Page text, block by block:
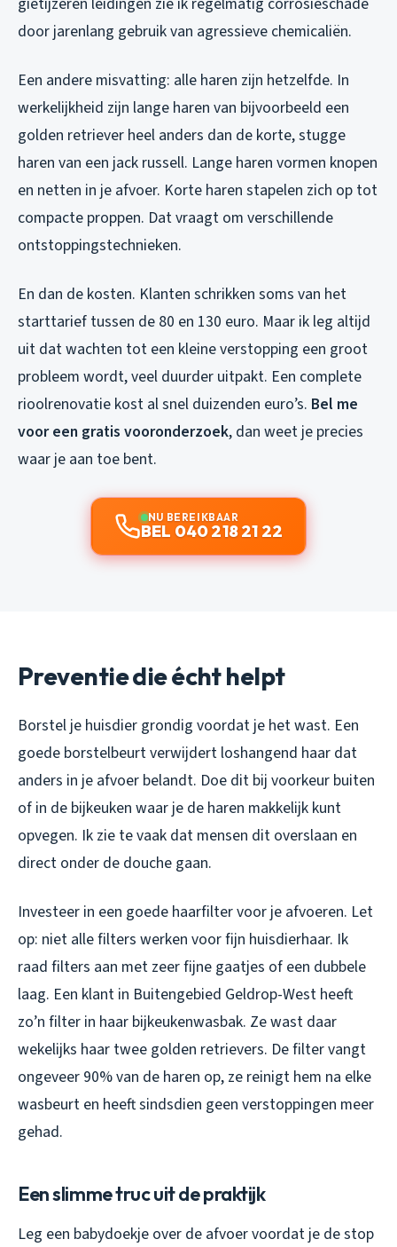
door jarenlang gebruik van agressieve chemicaliën.
Een andere misvatting: alle haren zijn hetzelfde. In
werkelijkheid zijn lange haren van bijvoorbeeld een
golden retriever heel anders dan de korte, stugge
haren van een jack russell. Lange haren vormen knopen
en netten in je afvoer. Korte haren stapelen zich op tot
compacte proppen. Dat vraagt om verschillende
ontstoppingstechnieken.
En dan de kosten. Klanten schrikken soms van het
starttarief tussen de 80 en 130 euro. Maar ik leg altijd
uit dat wachten tot een kleine verstopping een groot
probleem wordt, veel duurder uitpakt. Een complete
rioolrenovatie kost al snel duizenden euro’s. Bel me
voor een gratis vooronderzoek, dan weet je precies
waar je aan toe bent.
NU BEREIKBAAR
BEL 040 218 21 22
Preventie die écht helpt
Borstel je huisdier grondig voordat je het wast. Een
goede borstelbeurt verwijdert loshangend haar dat
anders in je afvoer belandt. Doe dit bij voorkeur buiten
of in de bijkeuken waar je de haren makkelijk kunt
opvegen. Ik zie te vaak dat mensen dit overslaan en
direct onder de douche gaan.
Investeer in een goede haarfilter voor je afvoeren. Let
op: niet alle filters werken voor fijn huisdierhaar. Ik
raad filters aan met zeer fijne gaatjes of een dubbele
laag. Een klant in Buitengebied Geldrop-West heeft
zo’n filter in haar bijkeukenwasbak. Ze wast daar
wekelijks haar twee golden retrievers. De filter vangt
ongeveer 90% van de haren op, ze reinigt hem na elke
wasbeurt en heeft sindsdien geen verstoppingen meer
gehad.
Een slimme truc uit de praktijk
Leg een babydoekje over de afvoer voordat je de stop